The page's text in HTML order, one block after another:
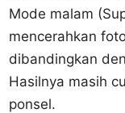
Mode malam
mencerahkan
dibandingkan
Hasilnya masih
ponsel.